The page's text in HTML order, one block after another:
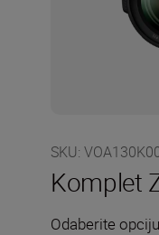
SKU:
Komplet
Odaberite opciju